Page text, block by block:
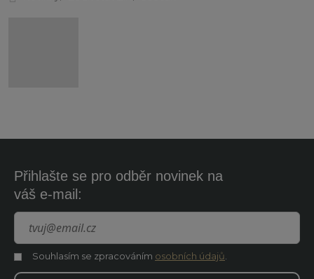
Přihlašte se pro odběr novinek na
váš e-mail:
Souhlasím
se
Souhlasím se zpracováním osobních údajů